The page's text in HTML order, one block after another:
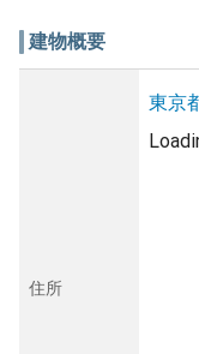
建物概要
住所
東京